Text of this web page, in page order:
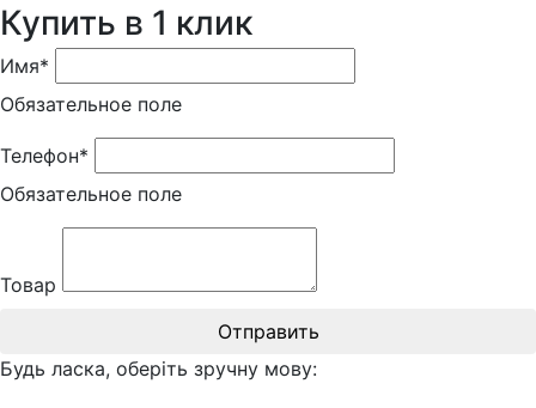
Купить в 1 клик
Имя*
Обязательное поле
Телефон*
Обязательное поле
Товар
Отправить
Будь ласка, оберіть зручну мову: